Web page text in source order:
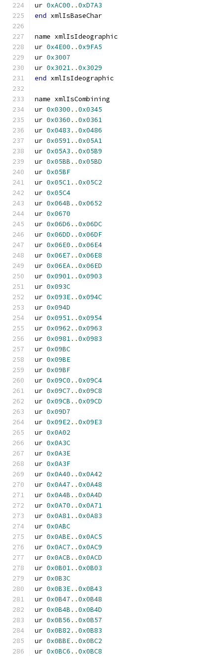
ur 0xAC00 ..0xD7A3
end xmlIsBaseChar
name xmlIsIdeographic
ur 0x4E00 ..0x9FA5
ur 0x3007
ur 0x3021..0x3029
end xmlIsIdeographic
name xmlIsCombining
ur 0x0300 ..0x0345
ur 0x0360 ..0x0361
ur 0x0483 ..0x0486
ur 0x0591..0x05A1
ur 0x05A3 ..0x05B9
ur 0x05BB ..0x05BD
ur 0x05BF
ur 0x05C1..0x05C2
ur 0x05C4
ur 0x064B ..0x0652
ur 0x0670
ur 0x06D6 ..0x06DC
ur 0x06DD ..0x06DF
ur 0x06E0 ..0x06E4
ur 0x06E7 ..0x06E8
ur 0x06EA..0x06ED
ur 0x0901..0x0903
ur 0x093C
ur 0x093E..0x094C
ur 0x094D
ur 0x0951..0x0954
ur 0x0962 ..0x0963
ur 0x0981..0x0983
ur 0x09BC
ur 0x09BE
ur 0x09BF
ur 0x09C0 ..0x09C4
ur 0x09C7 ..0x09C8
ur 0x09CB ..0x09CD
ur 0x09D7
ur 0x09E2 ..0x09E3
ur 0x0A02
ur 0x0A3C
ur 0x0A3E
ur 0x0A3F
ur 0x0A40 ..0x0A42
ur 0x0A47 ..0x0A48
ur 0x0A4B ..0x0A4D
ur 0x0A70 ..0x0A71
ur 0x0A81..0x0A83
ur 0x0ABC
ur 0x0ABE..0x0AC5
ur 0x0AC7 ..0x0AC9
ur 0x0ACB ..0x0ACD
ur 0x0B01..0x0B03
ur 0x0B3C
ur 0x0B3E..0x0B43
ur 0x0B47 ..0x0B48
ur 0x0B4B ..0x0B4D
ur 0x0B56 ..0x0B57
ur 0x0B82 ..0x0B83
ur 0x0BBE..0x0BC2
ur 0x0BC6 ..0x0BC8